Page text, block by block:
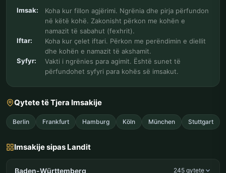
Imsak:
Koha kur fillon agjërimi. Ngrënia dhe pirja përfundon
në këtë kohë. Zakonisht përkon me kohën e
namazit të sabahut (fexhrit).
Iftar:
Koha kur çelet iftari. Përkon me perëndimin e diellit
dhe kohën e namazit të akshamit.
Syfyr:
Vakti i ngrënies para agimit. Është sunet të
përfundohet syfyri para kohës së imsakut.
Qytete të Tjera Imsakije
Berlin Frankfurt Hamburg Köln München Stuttgart
Imsakije sipas Landit
Baden-Württemberg 245 qytete